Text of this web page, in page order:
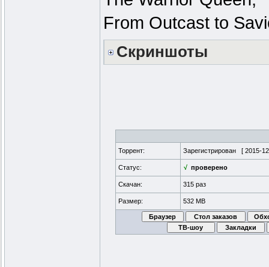
From Outcast to
Скриншоты
Торрент: Зарегистрирован [ 2015-
Статус: √ проверено
Скачан: 315 раз
Размер: 532 MB